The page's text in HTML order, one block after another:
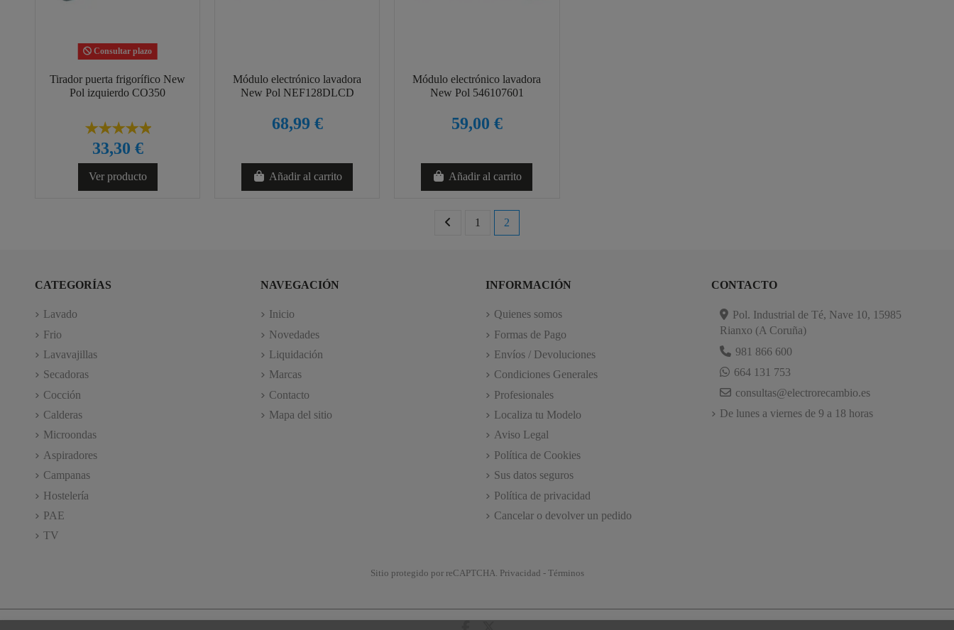
Consultar plazo
Tirador puerta frigorífico New
Pol izquierdo CO350
33,30 €
Ver producto
Módulo electrónico lavadora
New Pol NEF128DLCD
68,99 €
Añadir al carrito
Módulo electrónico lavadora
New Pol 546107601
59,00 €
Añadir al carrito
1 2
CATEGORÍAS
Lavado
Frio
Lavavajillas
Secadoras
Cocción
Calderas
Microondas
Aspiradores
Campanas
Hostelería
PAE
TV
NAVEGACIÓN
Inicio
Novedades
Liquidación
Marcas
Contacto
Mapa del sitio
INFORMACIÓN
Quienes somos
Formas de Pago
Envíos / Devoluciones
Condiciones Generales
Profesionales
Localiza tu Modelo
Aviso Legal
Política de Cookies
Sus datos seguros
Política de privacidad
Cancelar o devolver un pedido
CONTACTO
Pol. Industrial de Té, Nave 10, 15985
Rianxo (A Coruña)
981 866 600
664 131 753
consultas@electrorecambio.es
De lunes a viernes de 9 a 18 horas
Sitio protegido por reCAPTCHA. Privacidad - Términos